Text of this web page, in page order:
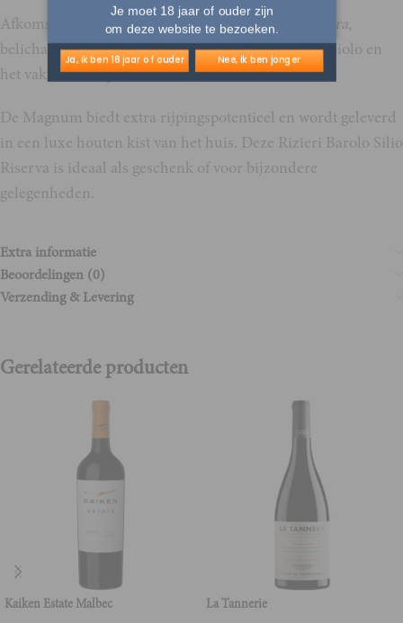
Afkomstig uit de prestigieuze MGA Silio in La Morra,
belichaamt deze Barolo het pure karakter van Nebbiolo en
het vakmanschap van Rizieri.
De Magnum biedt extra rijpingspotentieel en wordt geleverd
in een luxe houten kist van het huis. Deze Rizieri Barolo Silio
Riserva is ideaal als geschenk of voor bijzondere
gelegenheden.
Extra informatie
Beoordelingen (0)
Verzending & Levering
Gerelateerde producten
Kaiken Estate Malbec La Tannerie
Je moet 18 jaar of ouder zijn
om deze website te bezoeken.
Ja, ik ben 18 jaar of ouder Nee, ik ben jonger